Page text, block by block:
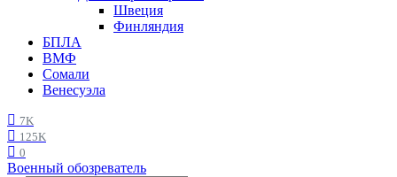
Швеция
Финляндия
БПЛА
ВМФ
Сомали
Венесуэла
7K
125K
0
Военный обозреватель